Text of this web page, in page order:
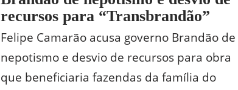
recursos para “Transbrandão”
Felipe Camarão acusa governo Brandão de
nepotismo e desvio de recursos para obra
que beneficiaria fazendas da família do